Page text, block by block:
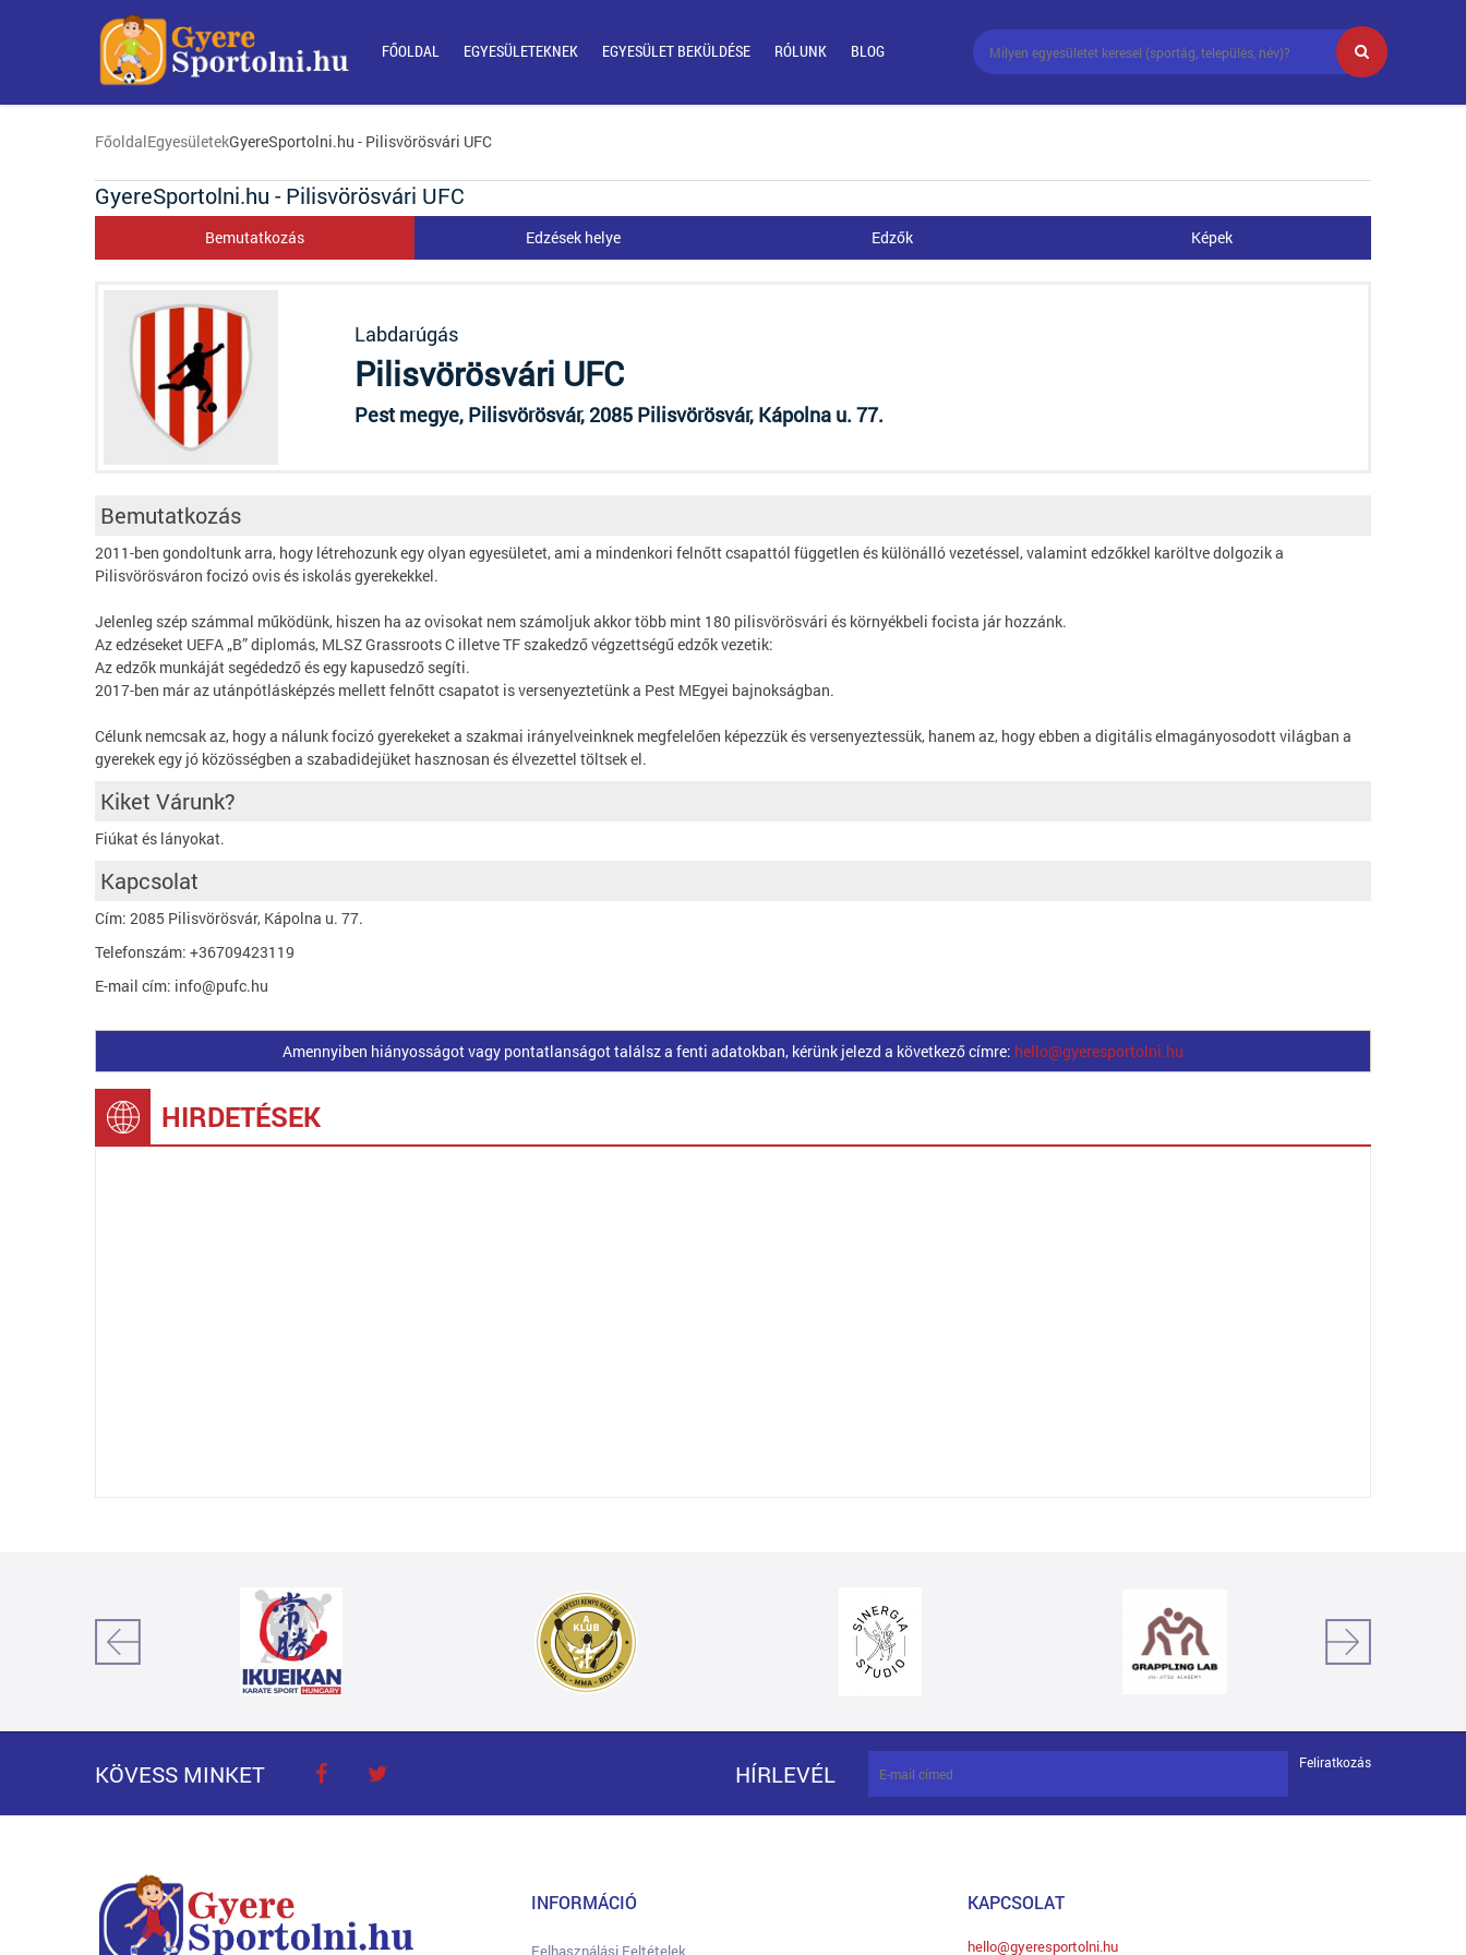
FŐOLDAL EGYESÜLETEKNEK EGYESÜLET BEKÜLDÉSE RÓLUNK BLOG
FőoldalEgyesületekGyereSportolni.hu - Pilisvörösvári UFC
GyereSportolni.hu - Pilisvörösvári UFC
Bemutatkozás Edzések helye Edzők Képek
Labdarúgás
Pilisvörösvári UFC
Pest megye, Pilisvörösvár, 2085 Pilisvörösvár, Kápolna u. 77.
Bemutatkozás
2011-ben gondoltunk arra, hogy létrehozunk egy olyan egyesületet, ami a mindenkori felnőtt csapattól független és különálló vezetéssel, valamint edzőkkel karöltve dolgozik a
Pilisvörösváron focizó ovis és iskolás gyerekekkel.
Jelenleg szép számmal működünk, hiszen ha az ovisokat nem számoljuk akkor több mint 180 pilisvörösvári és környékbeli focista jár hozzánk.
Az edzéseket UEFA „B” diplomás, MLSZ Grassroots C illetve TF szakedző végzettségű edzők vezetik:
Az edzők munkáját segédedző és egy kapusedző segíti.
2017-ben már az utánpótlásképzés mellett felnőtt csapatot is versenyeztetünk a Pest MEgyei bajnokságban.
Célunk nemcsak az, hogy a nálunk focizó gyerekeket a szakmai irányelveinknek megfelelően képezzük és versenyeztessük, hanem az, hogy ebben a digitális elmagányosodott világban a
gyerekek egy jó közösségben a szabadidejüket hasznosan és élvezettel töltsek el.
Kiket Várunk?
Fiúkat és lányokat.
Kapcsolat
Cím: 2085 Pilisvörösvár, Kápolna u. 77.
Telefonszám: +36709423119
E-mail cím: info@pufc.hu
Amennyiben hiányosságot vagy pontatlanságot találsz a fenti adatokban, kérünk jelezd a következő címre: hello@gyeresportolni.hu
HIRDETÉSEK
KÖVESS MINKET HÍRLEVÉL Feliratkozás
INFORMÁCIÓ
Felhasználási Feltételek
KAPCSOLAT
hello@gyeresportolni.hu